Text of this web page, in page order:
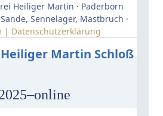
Heiliger Martin · Paderborn
Sennelager, Mastbruch ·
| Datenschutzerklärung
Martin Schloß